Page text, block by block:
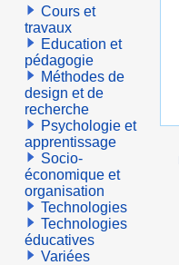
Cours et
travaux
Education et
pédagogie
Méthodes de
design et de
recherche
Psychologie et
apprentissage
Socio-
économique et
organisation
Technologies
Technologies
éducatives
Variées